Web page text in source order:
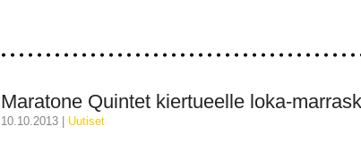
Maratone Quintet kiertueelle loka-
10.10.2013 | uutiset